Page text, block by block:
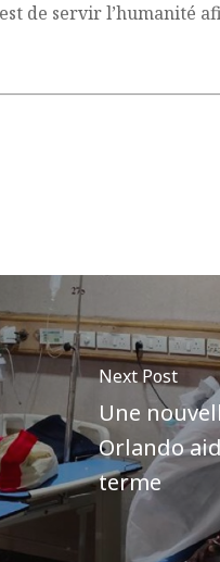
de servir l’humanité
Next Post
Une
Orlando
terme